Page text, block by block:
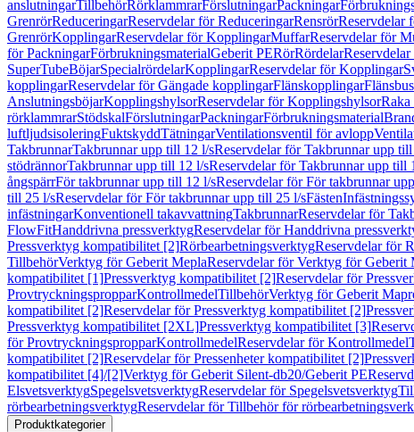
anslutningarTillbehörRörklammrarFörslutningarPackningar
GrenrörReduceringarReservdelar för ReduceringarRensrörReservdelar
GrenrörKopplingarReservdelar för KopplingarMuffarReservdelar för
för PackningarFörbrukningsmaterialGeberit PERörRördelar
SuperTubeBöjarSpecialrördelarKopplingarReservdelar för Kopplingar
kopplingarReservdelar för Gängade kopplingarFlänskopplingar
AnslutningsböjarKopplingshylsorReservdelar för KopplingshylsorRaka
rörklammrarStödskalFörslutningarPackningarFörbrukningsmaterial
luftljudsisoleringFuktskyddTätningarVentilationsventil för avlopp
TakbrunnarTakbrunnar upp till 12 l/sReservdelar för Takbrunnar upp
stödrännorTakbrunnar upp till 12 l/sReservdelar för Takbrunnar upp till
ångspärrFör takbrunnar upp till 12 l/sReservdelar för För takbrunnar
till 25 l/sReservdelar för För takbrunnar upp till 25 l/sFästen
infästningarKonventionell takavvattningTakbrunnarReservdelar för
FlowFitHanddrivna pressverktygReservdelar för Handdrivna
Pressverktyg kompatibilitet [2]RörbearbetningsverktygReservdelar för
TillbehörVerktyg för Geberit MeplaReservdelar för Verktyg för Geberit
kompatibilitet [1]Pressverktyg kompatibilitet [2]Reservdelar för
ProvtryckningspropparKontrollmedelTillbehörVerktyg för Geberit
kompatibilitet [2]Reservdelar för Pressverktyg kompatibilitet [2]
Pressverktyg kompatibilitet [2XL]Pressverktyg kompatibilitet [3]
för ProvtryckningspropparKontrollmedelReservdelar för Kontrollmedel
kompatibilitet [2]Reservdelar för Pressenheter kompatibilitet [2]
kompatibilitet [4]/[2]Verktyg för Geberit Silent-db20/Geberit PE
ElsvetsverktygSpegelsvetsverktygReservdelar för Spegelsvetsverktyg
rörbearbetningsverktygReservdelar för Tillbehör för
Produktkategorier